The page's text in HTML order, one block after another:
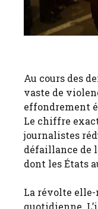
Au cours des
vaste de
effondrement
Le chiffre
journalistes
défaillance de
dont les États
La révolte elle-
quotidienne.